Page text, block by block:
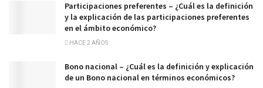
Participaciones preferentes – ¿Cuál es la definición
y la explicación de las participaciones preferentes
en el ámbito económico?
HACE 2 AÑOS
Bono nacional – ¿Cuál es la definición y explicación
de un Bono nacional en términos económicos?